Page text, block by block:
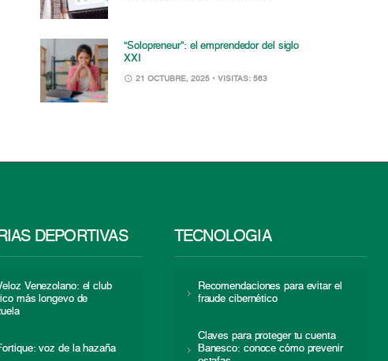
“Solopreneur”: el emprendedor del siglo
XXI
21 OCTUBRE, 2025 • VISITAS: 563
DEPORTIVAS
Venezolano: el club
más longevo de
voz de la hazaña
TECNOLOGÍA
Recomendaciones para evitar el
fraude cibernético
Claves para proteger tu cuenta
Banesco: conoce cómo prevenir